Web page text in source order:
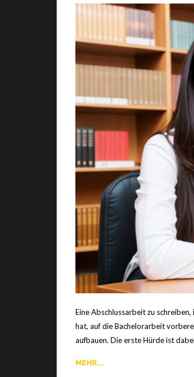
Eine Abschlussarbeit zu
hat, auf die Bachelorarbeit
aufbauen. Die erste Hürde ist
MEHR...